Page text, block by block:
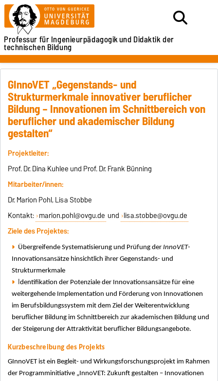
Professur für Ingenieurpädagogikund Didaktik der
technischen Bildung
GInnoVET „Gegenstands- und
Strukturmerkmale innovativer beruflicher
Bildung – Innovationen im Schnittbereich von
beruflicher und akademischer Bildung
gestalten“
Projektleiter:
Prof. Dr. Dina Kuhlee und Prof. Dr. Frank Bünning
Mitarbeiter/innen:
Dr. Marion Pohl, Lisa Stobbe
Kontakt: marion.pohl@ovgu.de und lisa.stobbe@ovgu.de
Ziele des Projektes:
Übergreifende Systematisierung und Prüfung der InnoVET-
Innovationsansätze hinsichtlich ihrer Gegenstands- und
Strukturmerkmale
Identifikation der Potenziale der Innovationsansätze für eine
weitergehende Implementation und Förderung von Innovationen
im Berufsbildungssystem mit dem Ziel der Weiterentwicklung
beruflicher Bildung im Schnittbereich zur akademischen Bildung und
der Steigerung der Attraktivität beruflicher Bildungsangebote.
Kurzbeschreibung des Projekts
GInnoVET ist ein Begleit- und Wirkungsforschungsprojekt im Rahmen
der Programminitiative „InnoVET:Zukunft gestalten – Innovationen